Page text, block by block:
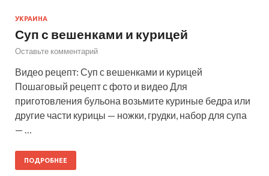
УКРАИНА
Суп с вешенками и курицей
Оставьте комментарий
Видео рецепт: Суп с вешенками и курицей
Пошаговый рецепт с фото и видео Для
приготовления бульона возьмите куриные бедра или
другие части курицы — ножки, грудки, набор для супа
— …
ПОДРОБНЕЕ